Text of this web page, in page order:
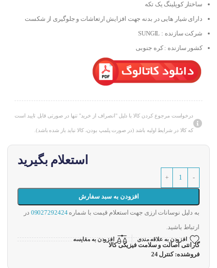
ساختار کوپلینگ یک تکه
دارای شیار هایی در بدنه جهت افزایش ارتعاشات و جلوگیری از شکست
شرکت سازنده : SUNGIL
کشور سازنده : کره جنوبی
درخواست مرجوع کردن کالا با دلیل "انصراف از خرید" تنها در صورتی قابل تایید است
که کالا در شرایط اولیه باشد (در صورت پلمپ بودن، کالا نباید باز شده باشد).
استعلام بگیرید
افزودن به سبد سفارش
به دلیل نوسانات ارزی جهت استعلام قیمت با شماره09027292424 در
ارتباط باشید.
افزودن به علاقه مندی افزودن به مقایسه
گارانتی اصالت و سلامت فیزیکی کالا
فروشنده: کنترل 24